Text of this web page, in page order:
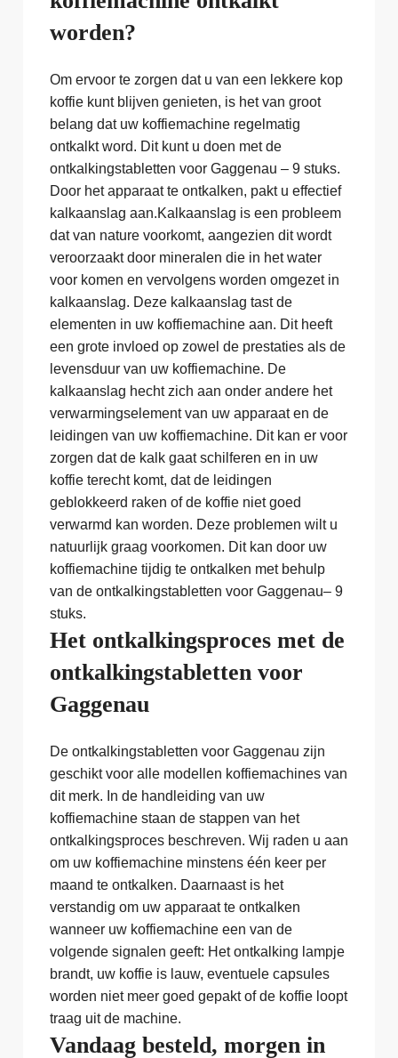
worden?
Om ervoor te zorgen dat u van een lekkere kop
koffie kunt blijven genieten, is het van groot
belang dat uw koffiemachine regelmatig
ontkalkt word. Dit kunt u doen met de
ontkalkingstabletten voor Gaggenau – 9 stuks.
Door het apparaat te ontkalken, pakt u effectief
kalkaanslag aan.Kalkaanslag is een probleem
dat van nature voorkomt, aangezien dit wordt
veroorzaakt door mineralen die in het water
voor komen en vervolgens worden omgezet in
kalkaanslag. Deze kalkaanslag tast de
elementen in uw koffiemachine aan. Dit heeft
een grote invloed op zowel de prestaties als de
levensduur van uw koffiemachine. De
kalkaanslag hecht zich aan onder andere het
verwarmingselement van uw apparaat en de
leidingen van uw koffiemachine. Dit kan er voor
zorgen dat de kalk gaat schilferen en in uw
koffie terecht komt, dat de leidingen
geblokkeerd raken of de koffie niet goed
verwarmd kan worden. Deze problemen wilt u
natuurlijk graag voorkomen. Dit kan door uw
koffiemachine tijdig te ontkalken met behulp
van de ontkalkingstabletten voor Gaggenau– 9
stuks.
Het ontkalkingsproces met de
ontkalkingstabletten voor
Gaggenau
De ontkalkingstabletten voor Gaggenau zijn
geschikt voor alle modellen koffiemachines van
dit merk. In de handleiding van uw
koffiemachine staan de stappen van het
ontkalkingsproces beschreven. Wij raden u aan
om uw koffiemachine minstens één keer per
maand te ontkalken. Daarnaast is het
verstandig om uw apparaat te ontkalken
wanneer uw koffiemachine een van de
volgende signalen geeft: Het ontkalking lampje
brandt, uw koffie is lauw, eventuele capsules
worden niet meer goed gepakt of de koffie loopt
traag uit de machine.
Vandaag besteld, morgen in